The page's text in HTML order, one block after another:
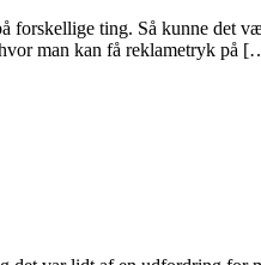
ting. Så kunne det
man kan få reklametryk på